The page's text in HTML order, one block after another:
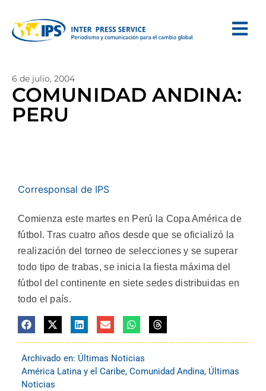
6 de julio, 2004
COMUNIDAD ANDINA:
PERU
Corresponsal de IPS
Comienza este martes en Perú la Copa América de
fútbol. Tras cuatro años desde que se oficializó la
realización del torneo de selecciones y se superar
todo tipo de trabas, se inicia la fiesta máxima del
fútbol del continente en siete sedes distribuidas en
todo el país.
Archivado en: Últimas Noticias
América Latina y el Caribe, Comunidad Andina, Últimas
Noticias